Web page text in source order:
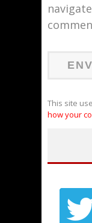
This site
how your